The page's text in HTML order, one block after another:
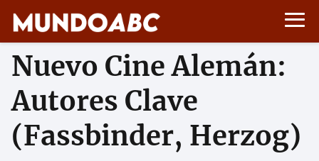
Nuevo Cine Alemán:
Autores Clave
(Fassbinder, Herzog)